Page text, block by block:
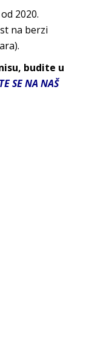
2020.
na berzi
budite u
SE NA NAŠ